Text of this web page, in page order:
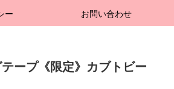
ー お問い合わせ
ープ《限定》カブトビー